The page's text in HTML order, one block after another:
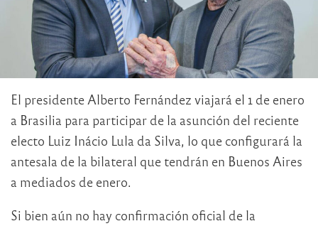
El presidente Alberto Fernández viajará el 1 de enero
a Brasilia para participar de la asunción del reciente
electo Luiz Inácio Lula da Silva, lo que configurará la
antesala de la bilateral que tendrán en Buenos Aires
a mediados de enero.
Si bien aún no hay confirmación oficial de la